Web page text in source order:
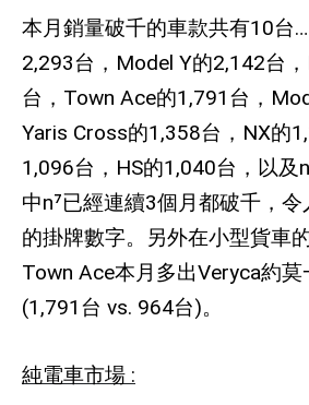
本月銷量破千的車款共有10台
2,293台， Model Y的2,142台，
台， Town Ace的1,791 台，
Yaris Cross的1,358台， NX的
1,096台， HS的1,040台，以及
中n⁷已經連續3個月都破千，
的掛牌數字。另外在小型貨車
Town Ace本月多出Veryca約莫
(1,791 台 vs. 964台)。
純電車市場 :